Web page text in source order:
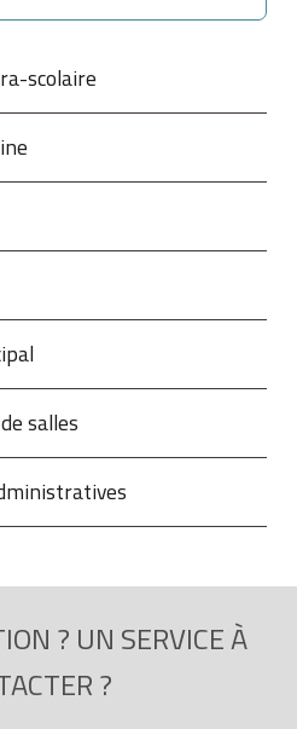
scolaire
salles
? UN SERVICE À
?